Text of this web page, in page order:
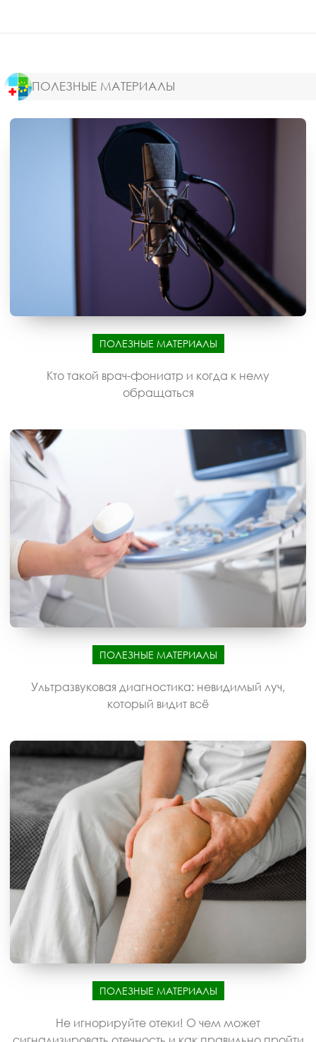
ПОЛЕЗНЫЕ МАТЕРИАЛЫ
ПОЛЕЗНЫЕ МАТЕРИАЛЫ
Кто такой врач-фониатр и когда к нему
обращаться
ПОЛЕЗНЫЕ МАТЕРИАЛЫ
Ультразвуковая диагностика: невидимый луч,
который видит всё
ПОЛЕЗНЫЕ МАТЕРИАЛЫ
Не игнорируйте отеки! О чем может